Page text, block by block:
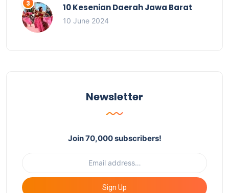
10 Kesenian Daerah Jawa Barat
10 June 2024
Newsletter
Join 70,000 subscribers!
Sign Up